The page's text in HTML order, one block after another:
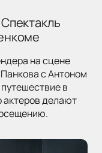
на сцене
с Антоном
в
актеров делают